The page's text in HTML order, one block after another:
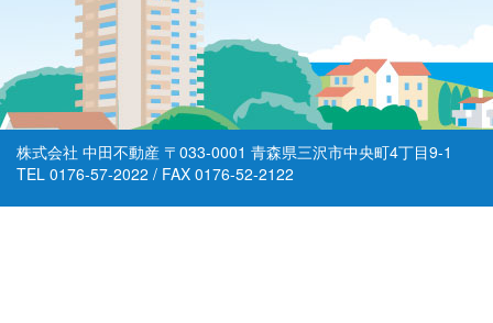
株式会社 中田不動産 〒033-0001 青森県三沢市中央町4丁目9-1
TEL 0176-57-2022 / FAX 0176-52-2122